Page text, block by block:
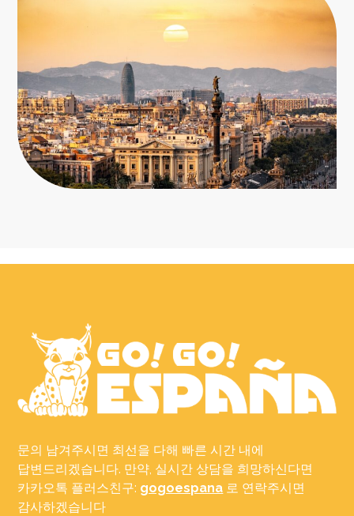
문의 남겨주시면 최선을 다해 빠른 시간 내에
답변드리겠습니다. 만약, 실시간 상담을 희망하신다면
카카오톡 플러스친구: gogoespana 로 연락주시면
감사하겠습니다